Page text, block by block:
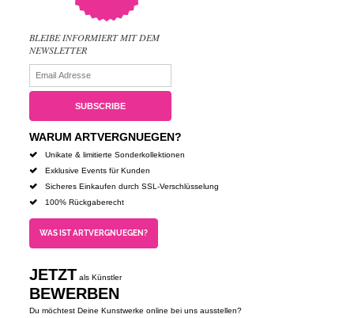
BLEIBE INFORMIERT MIT DEM
NEWSLETTER
WARUM ARTVERGNUEGEN?
Unikate & limitierte Sonderkollektionen
Exklusive Events für Kunden
Sicheres Einkaufen durch SSL-Verschlüsselung
100% Rückgaberecht
WAS IST ARTVERGNUEGEN?
JETZT als Künstler
BEWERBEN
Du möchtest Deine Kunstwerke online bei uns ausstellen?